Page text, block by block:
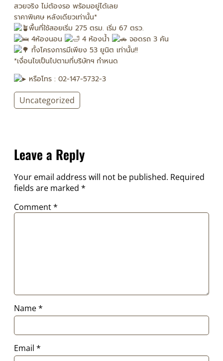
สวยจริง ไม่ต้องรอ พร้อมอยู่ได้เลย
ราคาพิเศษ หลังเดียวเท่านั้น*
พื้นที่ใช้สอยเริ่ม 275 ตรม. เริ่ม 67 ตรว.
4ห้องนอน
4 ห้องน้ำ
จอดรถ 3 คัน
ทั้งโครงการมีเพียง 53 ยูนิต เท่านั้น!!
*เงื่อนไขเป็นไปตามที่บริษัทฯ กำหนด
หรือโทร : 02-147-5732-3
Uncategorized
Leave a Reply
Your email address will not be published. Required
fields are marked *
Comment*
Name*
Email *